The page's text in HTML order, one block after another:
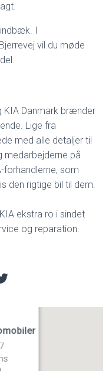
I
vil du møde
KIA Danmark brænder
Lige fra
med alle detaljer til
medarbejderne på
forhandlerne, som
den rigtige bil til dem.
ekstra ro i sindet
og reparation.